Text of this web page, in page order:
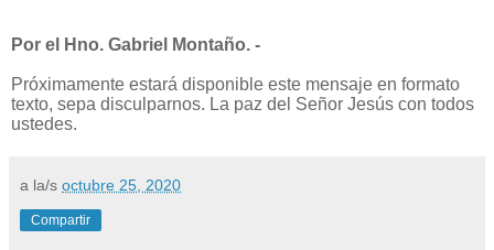
Por el Hno. Gabriel Montaño. -
Próximamente estará disponible este mensaje en formato
texto, sepa disculparnos. La paz del Señor Jesús con todos
ustedes.
a la/s octubre 25, 2020
Compartir